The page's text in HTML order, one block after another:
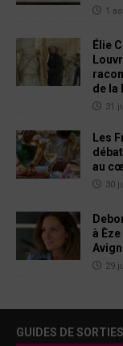
1
Élie
de la
31
Les
au
30
à
29
GUIDES DE SORTIES